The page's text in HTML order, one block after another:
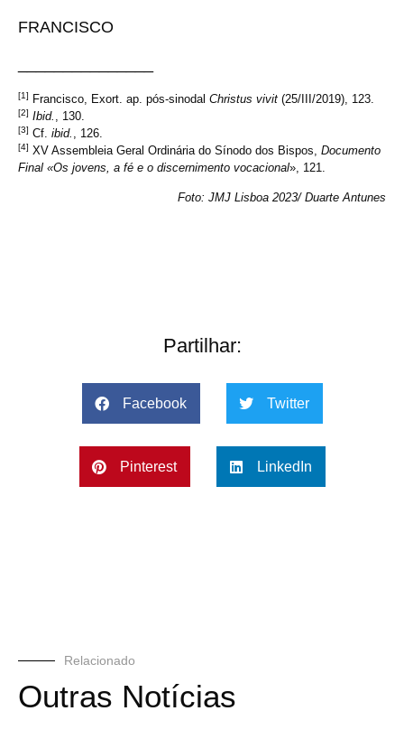
FRANCISCO
[1] Francisco, Exort. ap. pós-sinodal Christus vivit (25/III/2019), 123.
[2] Ibid. , 130.
[3] Cf. ibid. , 126.
[4] XV Assembleia Geral Ordinária do Sínodo dos Bispos, Documento
Final «Os jovens, a fé e o discernimento vocacional», 121.
Foto: JMJ Lisboa 2023/ Duarte Antunes
Partilhar:
Facebook Twitter
Pinterest LinkedIn
Relacionado
Outras Notícias